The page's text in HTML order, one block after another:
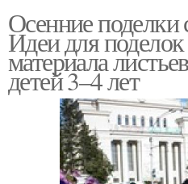
Осенние поделки
Идеи для
материала
детей 3–4 лет